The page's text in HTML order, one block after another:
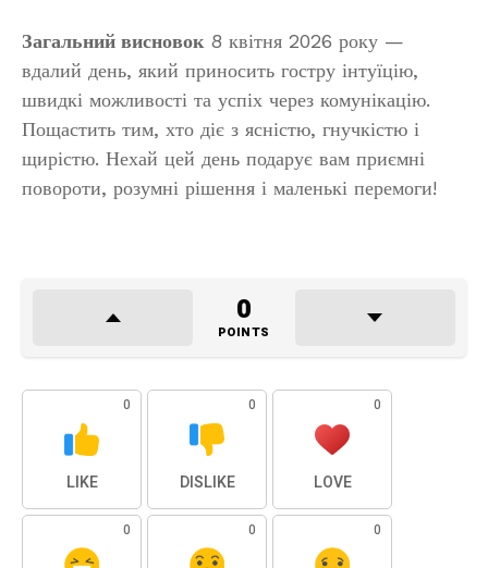
Загальний висновок 8 квітня 2026 року —
вдалий день, який приносить гостру інтуїцію,
швидкі можливості та успіх через комунікацію.
Пощастить тим, хто діє з ясністю, гнучкістю і
щирістю. Нехай цей день подарує вам приємні
повороти, розумні рішення і маленькі перемоги!
0
POINTS
0
LIKE
0
DISLIKE
0
LOVE
0 0 0